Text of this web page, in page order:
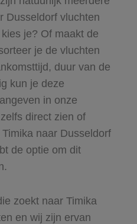
Dusseldorf vluchten
je? Of maakt de
je de vluchten
duur van de
kun je deze
in onze
direct zien of
naar Dusseldorf
de optie om dit
zoekt naar Timika
en wij zijn ervan